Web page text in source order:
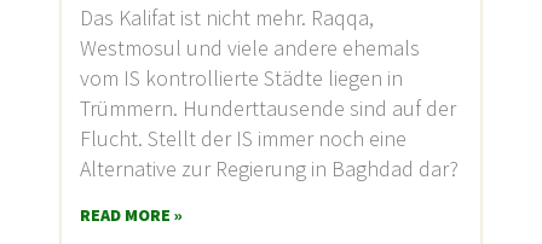
Das Kalifat ist nicht mehr. Raqqa,
Westmosul und viele andere ehemals
vom IS kontrollierte Städte liegen in
Trümmern. Hunderttausende sind auf der
Flucht. Stellt der IS immer noch eine
Alternative zur Regierung in Baghdad dar?
READ MORE »